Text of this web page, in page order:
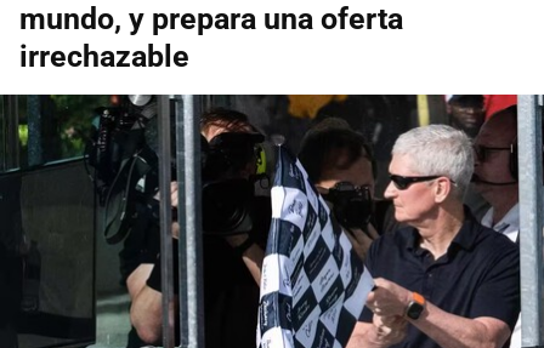
mundo, y prepara una oferta
irrechazable